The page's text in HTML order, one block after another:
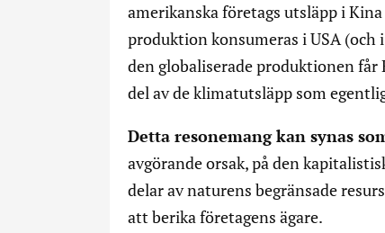
amerikanska företags utsläpp i
produktion konsumeras i USA (och
den globaliserade produktionen
del av de klimatutsläpp som
Detta resonemang kan synas
avgörande orsak, på den
delar av naturens begränsade
att berika företagens ägare.